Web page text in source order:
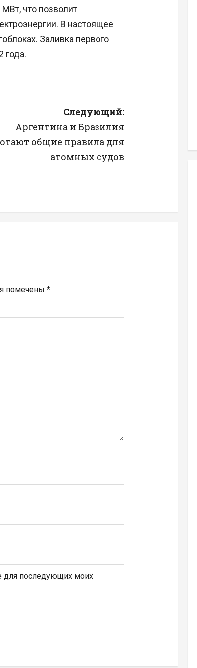
что позволит
В настоящее
Заливка первого
года.
Следующий:
Аргентина и Бразилия
общие правила для
атомных судов
помечены *
для последующих моих